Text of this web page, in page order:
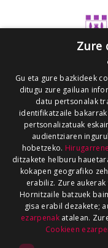
Zure
Gu eta gure bazkideek
ditugu zure gailuan
datu pertsonalak
identifikatzaile
pertsonalizatuak
audientziaren
hobetzeko.
ditzakete helburu
kokapen geografiko
erabiliz. Zure
Hornitzaile batzuek
gisa erabil dezakete;
ezarpenakatalean.
Cookieen